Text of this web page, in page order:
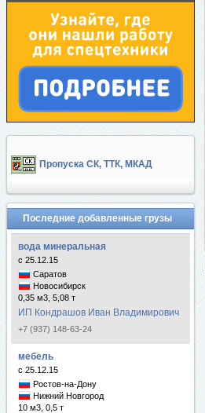
Пропуска СК, ТТК, МКАД
Последние добавленные грузы
вода минеральная
с 25.12.15
Саратов
Новосибирск
0,35 м3, 5,08 т
ИП Кондрашов Иван Владимирович
+7 (937) 148-63-24
мебель
с 25.12.15
Ростов-на-Дону
Нижний Новгород
10 м3, 0,5 т